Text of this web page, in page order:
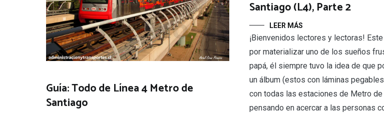
Guía: Todo de Línea 4 Metro de
Santiago
Santiago (L4), Parte 2
LEER MÁS
¡Bienvenidos lectores y lectoras!
por materializar uno de los sueños
papá, él siempre tuvo la idea de que
un álbum (estos con láminas
con todas las estaciones de Metro de
pensando en acercar a las personas